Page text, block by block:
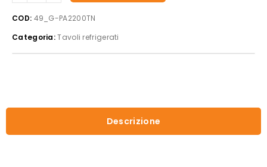
Tavolo
per
pasticceria
COD: 49_G-PA2200TN
Categoria:Tavoli refrigerati
Descrizione